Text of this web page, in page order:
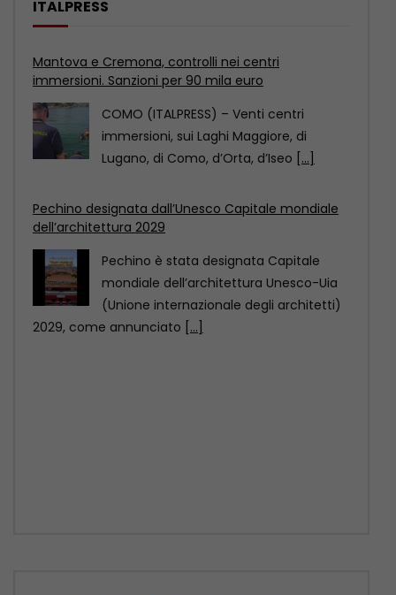
ITALPRESS
Mantova e Cremona, controlli nei centri
immersioni. Sanzioni per 90 mila euro
COMO (ITALPRESS) – Venti centri
immersioni, sui Laghi Maggiore, di
Lugano, di Como, d’Orta, d’Iseo [...]
Pechino designata dall’Unesco Capitale mondiale
dell’architettura 2029
Pechino è stata designata Capitale
mondiale dell’architettura Unesco-Uia
(Unione internazionale degli architetti)
2029, come annunciato [...]